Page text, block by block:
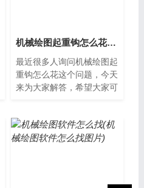
机械绘图起重钩怎么花(制图起重钩子怎么画)
最近很多人询问机械绘图起
重钩怎么花这个问题，今天
来为大家解答，希望大家可
用于吊装物...